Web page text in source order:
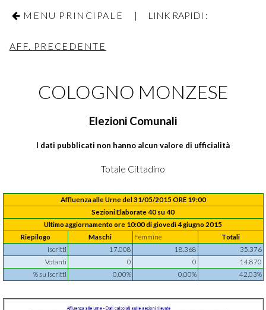
MENU PRINCIPALE | LINK RAPIDI :
AFF. PRECEDENTE
COLOGNO MONZESE
Elezioni Comunali
I dati pubblicati non hanno alcun valore di ufficialità
Totale Cittadino
Affluenza alle Urne del 31/05/2015 ORE 19:00
Sezioni Elaborate 40 su 40
Ultimo aggiornamento ore 10:00 di giovedì 4 giugno 2015
Riepilogo
Maschi Femmine
Totali
Iscritti
17.008 18.368
35.376
Votanti
0 0
14.870
% su Iscritti
0,00% 0,00% 42,03%